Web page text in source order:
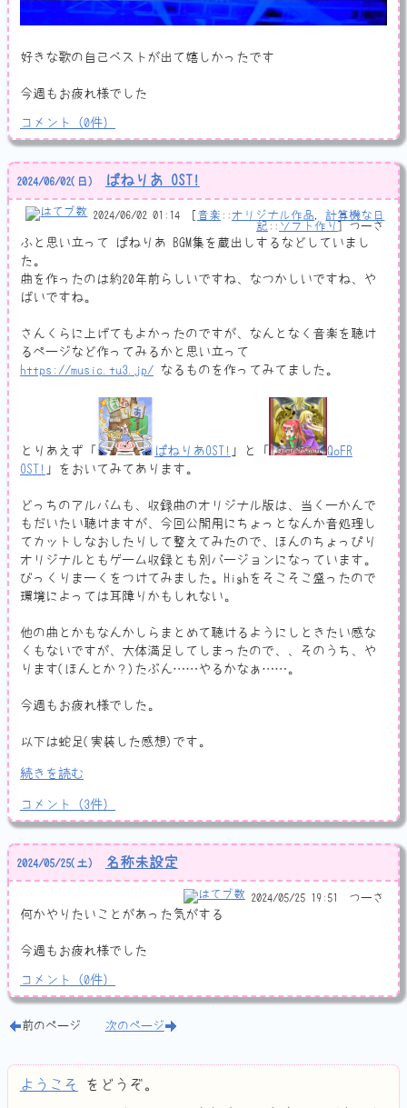
好きな歌の自己ベストが出て嬉しかったです
今週もお疲れ様でした
コメント （0件）
2024/06/02(日) ぱねりあ OST!
2024/06/02 01:14 音楽 ::オリジナル作品
計算機な日
記 :: ソフト作り つーさ
ふと思い立って ぱねりあ BGM集を蔵出しするなどしていまし
た。
曲を作ったのは約20年前らしいですね、なつかしいですね、や
ばいですね。
さんくらに上げてもよかったのですが、なんとなく音楽を聴け
るページなど作ってみるかと思い立って
https://music.tu3.jp/ なるものを作ってみてました。
とりあえず「 ぱねりあOST! 」と「
QoFR
OST! 」をおいてみてあります。
どっちのアルバムも、収録曲のオリジナル版は、当くーかんで
もだいたい聴けますが、今回公開用にちょっとなんか音処理し
てカットしなおしたりして整えてみたので、ほんのちょっぴり
オリジナルともゲーム収録とも別バージョンになっています。
びっくりまーくをつけてみました。Highをそこそこ盛ったので
環境によっては耳障りかもしれない。
他の曲とかもなんかしらまとめて聴けるようにしときたい感な
くもないですが、大体満足してしまったので、、そのうち、や
ります(ほんとか？)たぶん……やるかなぁ……。
今週もお疲れ様でした。
以下は蛇足(実装した感想)です。
続きを読む
コメント （ 3件）
2024/05/25(土) 名称未設定
2024/05/25 19:51 つーさ
何かやりたいことがあった気がする
今週もお疲れ様でした
コメント （0件）
前のページ 次のページ
ようこそ
をどうぞ。